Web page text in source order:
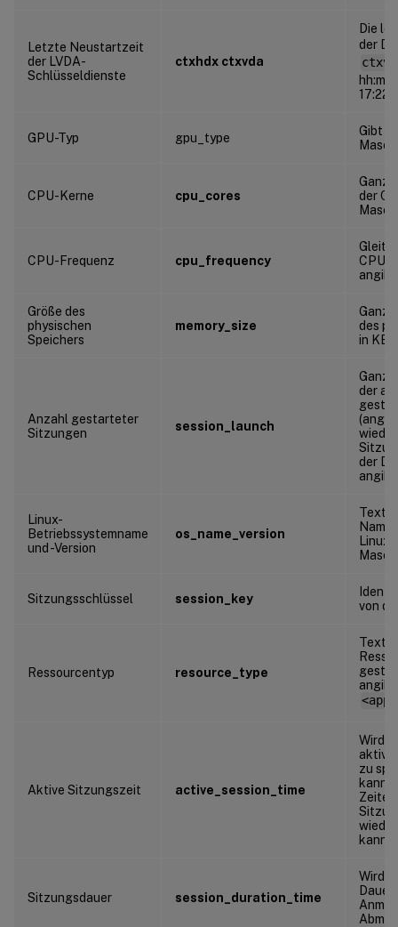
Letzte Neustartzeit
der LVDA-
Schlüsseldienste
ctxhdx ctxvda
Die
der
GPU-Typ gpu_type
Gibt
CPU-Kerne cpu_cores
der
CPU-Frequenz cpu_frequency
CPU-
angibt
Größe des
physischen
Speichers
memory_size
des
in KB
Anzahl gestarteter
Sitzungen
session_launch
der
der
angibt
Linux-
Betriebssystemname
und -Version
os_name_version
Sitzungsschlüssel session_key
von
Ressourcentyp resource_type
Aktive Sitzungszeit active_session_time
Wird
zu
kann
Zeiten
kann
Sitzungsdauer session_duration_time
Wird